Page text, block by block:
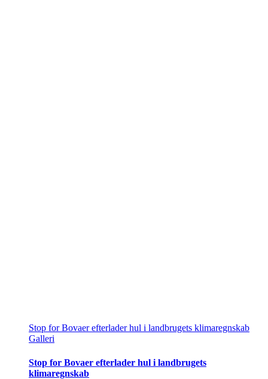
Stop for Bovaer efterlader hul i landbrugets klimaregnskab
Galleri
Stop for Bovaer efterlader hul i landbrugets
klimaregnskab